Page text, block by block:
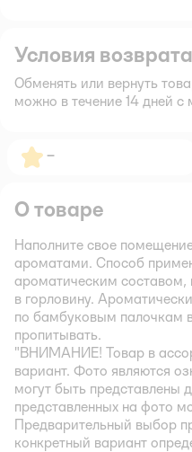
Условия возврата
Обменять или вернуть
можно в течение 14 дней с
Рейтинг:
–
О товаре
Наполните свое
ароматами. Способ
ароматическим составом,
в горловину.
по бамбуковым палочкам
пропитывать.
"ВНИМАНИЕ! Товар в
вариант. Фото являются
могут быть представлены
представленных на фото
Предварительный выбор
конкретный вариант